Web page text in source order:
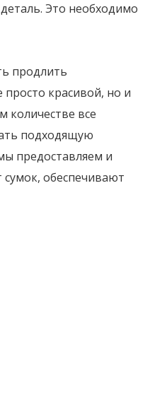
Это необходимо
продлить
красивой, но и
количестве все
подходящую
предоставляем и
обеспечивают